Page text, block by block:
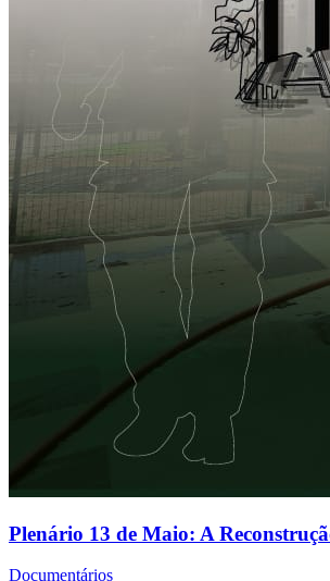
Plenário 13 de Maio: A
Documentários